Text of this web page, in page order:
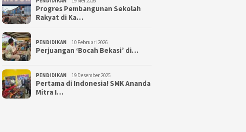
Progres Pembangunan Sekolah
Rakyat di Ka…
PENDIDIKAN 10 Februari 2026
Perjuangan ‘Bocah Bekasi’ di…
PENDIDIKAN 19 Desember 2025
Pertama di Indonesia! SMK Ananda
Mitra I…